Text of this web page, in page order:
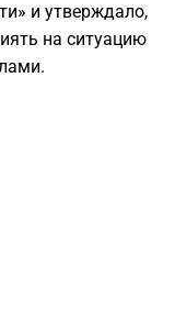
и утверждало,
на ситуацию